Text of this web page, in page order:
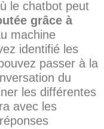
le chatbot peut
grâce à
machine
identifié les
passer à la
du
les différentes
avec les